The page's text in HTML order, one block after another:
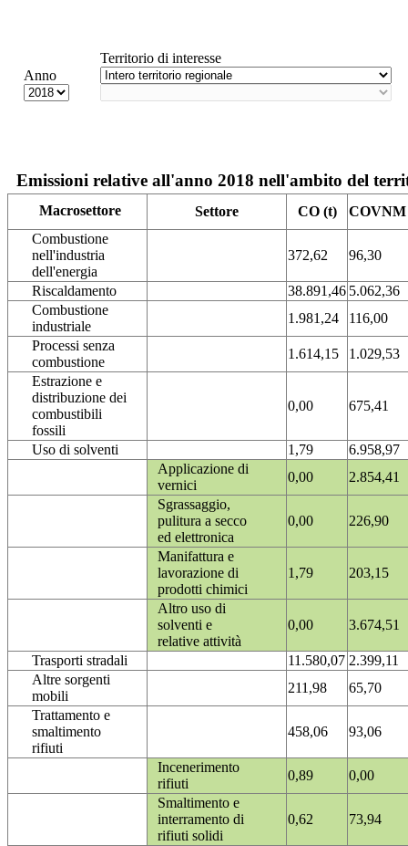
Anno
Territorio di interesse
Emissioni relative all'anno 2018 nell'ambito del
Macrosettore Settore CO (t)
COVNM
Combustione
nell'industria
dell'energia
372,62 96,30
Riscaldamento 38.891,46 5.062,36
Combustione
industriale
1.981,24
116,00
Processi senza
combustione
1.614,15
1.029,53
Estrazione e
distribuzione dei
combustibili
fossili
0,00 675,41
Uso di solventi 1,79
6.958,97
Applicazione di
vernici
0,00
2.854,41
Sgrassaggio,
pulitura a secco
ed elettronica
0,00 226,90
Manifattura e
lavorazione di
prodotti chimici
1,79 203,15
Altro uso di
solventi e
relative attività
0,00 3.674,51
Trasporti stradali 11.580,07 2.399,11
Altre sorgenti
mobili
211,98
65,70
Trattamento e
smaltimento
rifiuti
458,06 93,06
Incenerimento
rifiuti
0,89
0,00
Smaltimento e
interramento di
rifiuti solidi
0,62 73,94